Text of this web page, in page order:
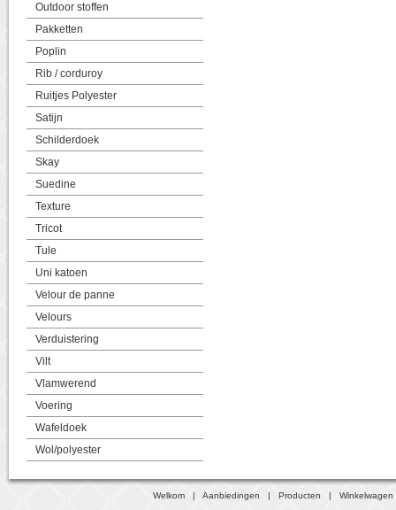
Outdoor stoffen
Pakketten
Poplin
Rib / corduroy
Ruitjes Polyester
Satijn
Schilderdoek
Skay
Suedine
Texture
Tricot
Tule
Uni katoen
Velour de panne
Velours
Verduistering
Vilt
Vlamwerend
Voering
Wafeldoek
Wol/polyester
Welkom |Aanbiedingen |Producten |Winkelwagen